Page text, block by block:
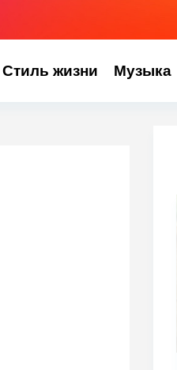
Стиль жизни Музыка